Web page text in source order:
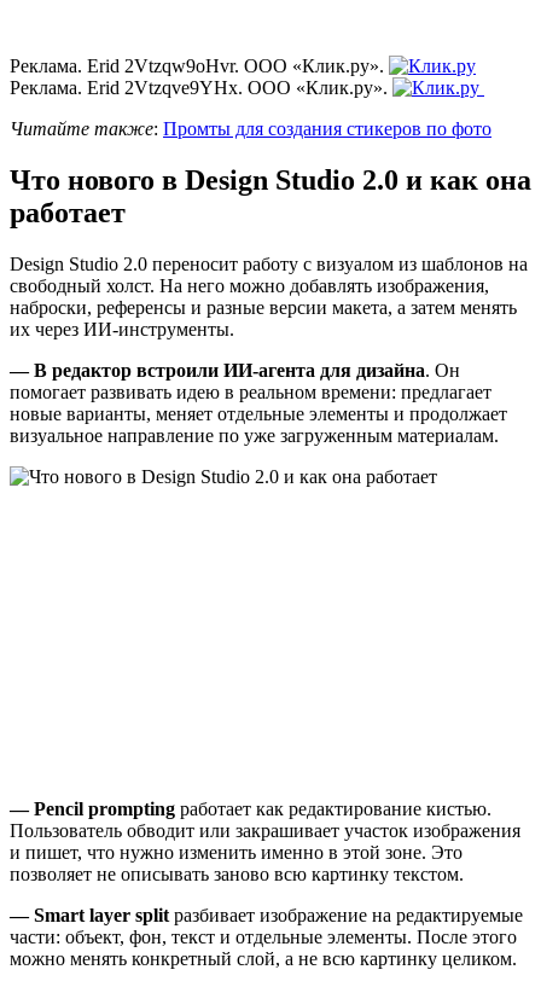
Реклама. Erid 2Vtzqw9oHvr. ООО «Клик.ру».
Реклама. Erid 2Vtzqve9YHx. ООО «Клик.ру».
Читайте также: Промты для создания стикеров по фото
Что нового в Design Studio 2.0 и как она
работает
Design Studio 2.0 переносит работу с визуалом из шаблонов на
свободный холст. На него можно добавлять изображения,
наброски, референсы и разные версии макета, а затем менять
их через ИИ-инструменты.
— В редактор встроили ИИ-агента для дизайна. Он
помогает развивать идею в реальном времени: предлагает
новые варианты, меняет отдельные элементы и продолжает
визуальное направление по уже загруженным материалам.
— Pencil prompting работает как редактирование кистью.
Пользователь обводит или закрашивает участок изображения
и пишет, что нужно изменить именно в этой зоне. Это
позволяет не описывать заново всю картинку текстом.
— Smart layer split разбивает изображение на редактируемые
части: объект, фон, текст и отдельные элементы. После этого
можно менять конкретный слой, а не всю картинку целиком.